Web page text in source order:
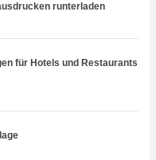
runterladen
für Hotels und Restaurants